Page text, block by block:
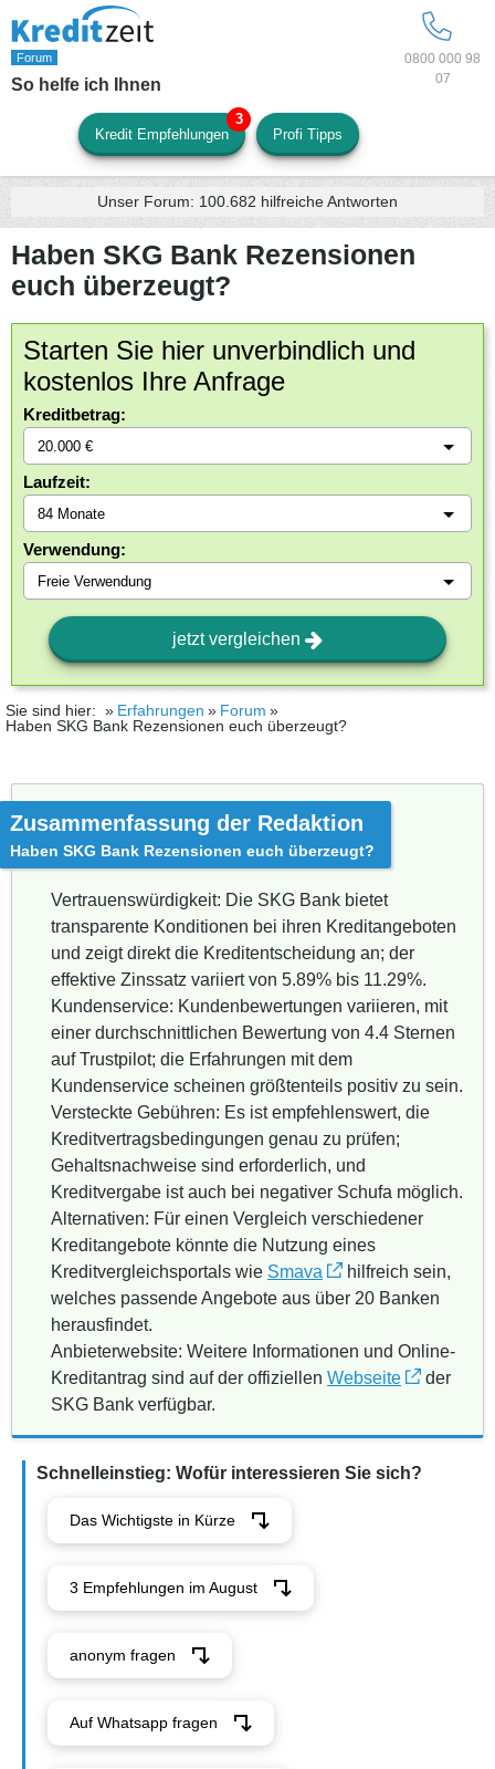
0800 000 98
07
So helfe ich Ihnen
Kredit Empfehlungen Profi Tipps
Unser Forum: 100.682 hilfreiche Antworten
Haben SKG Bank Rezensionen
euch überzeugt?
Starten Sie hier unverbindlich und
kostenlos Ihre Anfrage
Kreditbetrag:
Laufzeit:
Verwendung:
jetzt vergleichen
Sie sind hier: Erfahrungen
Forum
Haben SKG Bank Rezensionen euch überzeugt?
Zusammenfassung der Redaktion
Haben SKG Bank Rezensionen euch überzeugt?
Vertrauenswürdigkeit: Die SKG Bank bietet
transparente Konditionen bei ihren Kreditangeboten
und zeigt direkt die Kreditentscheidung an; der
effektive Zinssatz variiert von 5.89% bis 11.29%.
Kundenservice: Kundenbewertungen variieren, mit
einer durchschnittlichen Bewertung von 4.4 Sternen
auf Trustpilot; die Erfahrungen mit dem
Kundenservice scheinen größtenteils positiv zu sein.
Versteckte Gebühren: Es ist empfehlenswert, die
Kreditvertragsbedingungen genau zu prüfen;
Gehaltsnachweise sind erforderlich, und
Kreditvergabe ist auch bei negativer Schufa möglich.
Alternativen: Für einen Vergleich verschiedener
Kreditangebote könnte die Nutzung eines
Kreditvergleichsportals wie Smava
hilfreich sein,
welches passende Angebote aus über 20 Banken
herausfindet.
Anbieterwebsite: Weitere Informationen und Online-
Kreditantrag sind auf der offiziellen Webseite
der
SKG Bank verfügbar.
Schnelleinstieg: Wofür interessieren Sie sich?
Das Wichtigste in Kürze
3 Empfehlungen im August
anonym fragen
Auf Whatsapp fragen